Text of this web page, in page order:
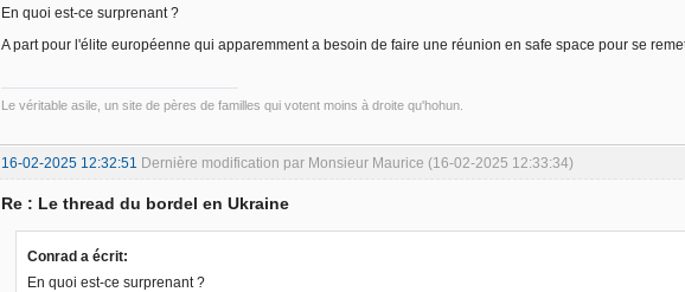
En quoi est-ce surprenant ?
A part pour l'élite européenne qui apparemment a besoin de faire une réunion en safe space pour se
Le véritable asile, un site de pères de familles qui votent moins à droite qu'hohun.
16-02-2025 12:32:51 Dernière modification par Monsieur Maurice (16-02-2025 12:33:34)
Re : Le thread du bordel en Ukraine
Conrad a écrit:
En quoi est-ce surprenant ?